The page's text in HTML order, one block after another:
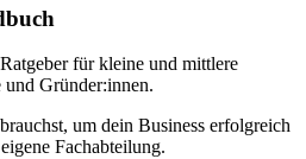
für kleine und mittlere
und Gründer:innen.
um dein Business erfolgreich
Fachabteilung.